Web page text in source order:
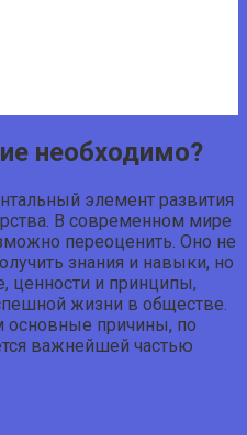
необходимо?
элемент развития
В современном мире
переоценить. Оно не
знания и навыки, но
ценности и принципы,
жизни в обществе.
основные причины, по
важнейшей частью